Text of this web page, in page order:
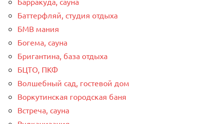
Баттерфляй, студия отдыха
БМВ мания
Богема, сауна
Бригантина, база отдыха
БЦТО, ПКФ
Волшебный сад, гостевой дом
Воркутинская городская баня
Встреча, сауна